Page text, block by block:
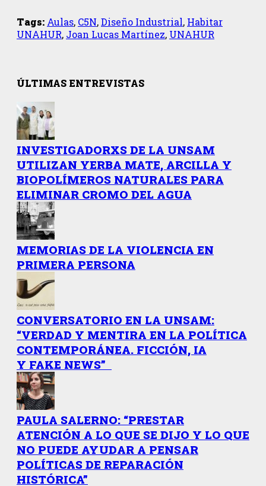
Tags: Aulas, C5N,Diseño Industrial, Habitar
UNAHUR, Joan Lucas Martínez, UNAHUR
ÚLTIMAS ENTREVISTAS
INVESTIGADORXS DE LA UNSAM
UTILIZAN YERBA MATE, ARCILLA Y
BIOPOLÍMEROS NATURALES PARA
ELIMINAR CROMO DEL AGUA
MEMORIAS DE LA VIOLENCIA EN
PRIMERA PERSONA
CONVERSATORIO EN LA UNSAM:
“VERDAD Y MENTIRA EN LA POLÍTICA
CONTEMPORÁNEA. FICCIÓN, IA
Y FAKE NEWS”
PAULA SALERNO: “PRESTAR
ATENCIÓN A LO QUE SE DIJO Y LO QUE
NO PUEDE AYUDAR A PENSAR
POLÍTICAS DE REPARACIÓN
HISTÓRICA”